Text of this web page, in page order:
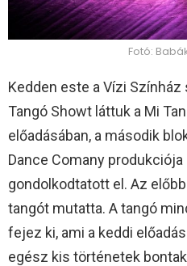
Fotó:
Kedden este a Vízi
Tangó Showt láttuk a Mi
előadásában, a második
Dance Comany
gondolkodtatott el. Az
tangót mutatta. A tangó
fejez ki, ami a keddi
egész kis történetek